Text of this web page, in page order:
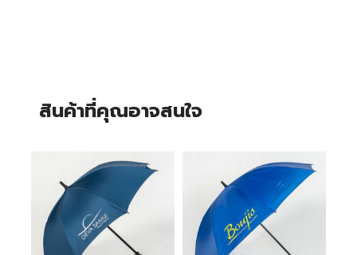
สินค้าที่คุณอาจสนใจ